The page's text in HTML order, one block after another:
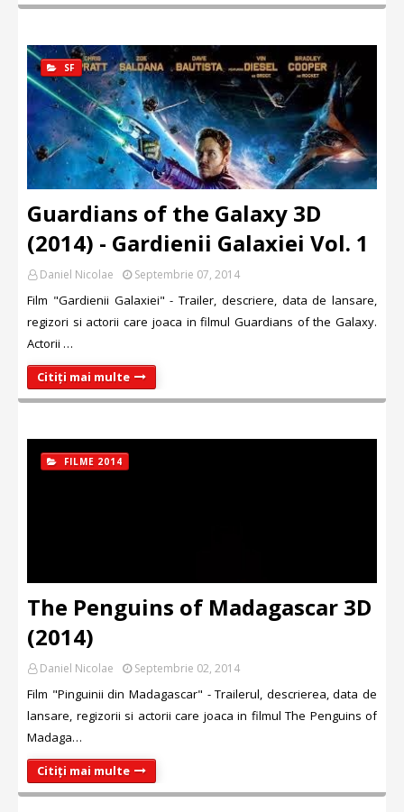
SF
Guardians of the Galaxy 3D
(2014) - Gardienii Galaxiei Vol. 1
Daniel Nicolae Septembrie 07, 2014
Film "Gardienii Galaxiei" - Trailer, descriere, data de lansare,
regizori si actorii care joaca in filmul Guardians of the Galaxy.
Actorii …
Citiți mai multe
FILME 2014
The Penguins of Madagascar 3D
(2014)
Daniel Nicolae Septembrie 02, 2014
Film "Pinguinii din Madagascar" - Trailerul, descrierea, data de
lansare, regizorii si actorii care joaca in filmul The Penguins of
Madaga…
Citiți mai multe